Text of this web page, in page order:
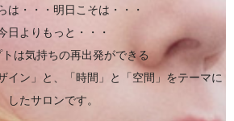
は・・・明日こそは・・・
日よりもっと・・・
トは気持ちの再出発ができる
イン」と、「時間」と「空間」をテーマに
したサロンです。